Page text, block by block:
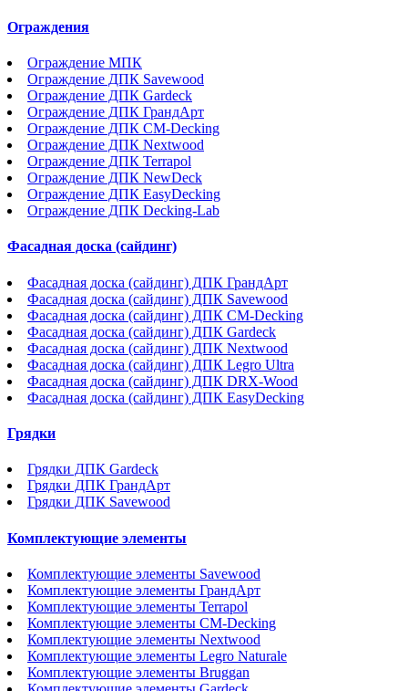
Ограждения
Ограждение МПК
Ограждение ДПК Savewood
Ограждение ДПК Gardeck
Ограждение ДПК ГрандАрт
Ограждение ДПК CM-Decking
Ограждение ДПК Nextwood
Ограждение ДПК Terrapol
Ограждение ДПК NewDeck
Ограждение ДПК EasyDecking
Ограждение ДПК Decking-Lab
Фасадная доска (сайдинг)
Фасадная доска (сайдинг) ДПК ГрандАрт
Фасадная доска (сайдинг) ДПК Savewood
Фасадная доска (сайдинг) ДПК CM-Decking
Фасадная доска (сайдинг) ДПК Gardeck
Фасадная доска (сайдинг) ДПК Nextwood
Фасадная доска (сайдинг) ДПК Legro Ultra
Фасадная доска (сайдинг) ДПК DRX-Wood
Фасадная доска (сайдинг) ДПК EasyDecking
Грядки
Грядки ДПК Gardeck
Грядки ДПК ГрандАрт
Грядки ДПК Savewood
Комплектующие элементы
Комплектующие элементы Savewood
Комплектующие элементы ГрандАрт
Комплектующие элементы Terrapol
Комплектующие элементы CM-Decking
Комплектующие элементы Nextwood
Комплектующие элементы Legro Naturale
Комплектующие элементы Bruggan